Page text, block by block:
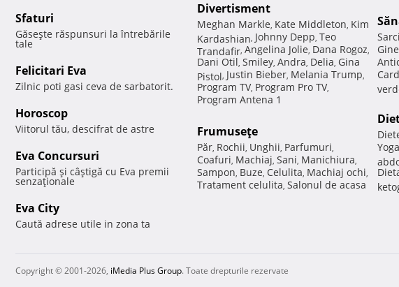
Sfaturi
Găseşte răspunsuri la întrebările
tale
Felicitari Eva
Zilnic poti gasi ceva de sarbatorit.
Horoscop
Viitorul tău, descifrat de astre
Eva Concursuri
Participă şi câştigă cu Eva premii
senzaţionale
Eva City
Caută adrese utile in zona ta
Divertisment
Meghan Markle, Kate Middleton, Kim
Kardashian, Johnny Depp, Teo
Trandafir, Angelina Jolie, Dana Rogoz,
Dani Otil, Smiley, Andra, Delia, Gina
Pistol, Justin Bieber, Melania Trump,
Program TV, Program Pro TV,
Program Antena 1
Frumuseţe
Păr, Rochii, Unghii, Parfumuri,
Coafuri, Machiaj, Sani, Manichiura,
Sampon, Buze, Celulita, Machiaj ochi,
Tratament celulita, Salonul de acasa
Yoga
Copyright © 2001-2026, iMedia Plus Group. Toate drepturile rezervate